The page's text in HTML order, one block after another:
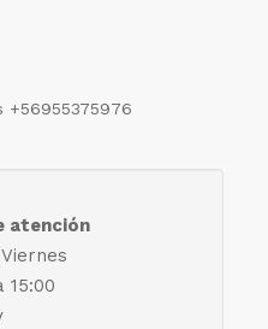
+56955375976
atención
15:00